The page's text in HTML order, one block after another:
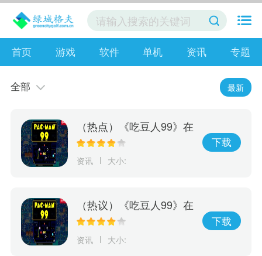
首页 游戏 软件 单机 资讯 专题
全部 最新
（热点）《吃豆人99》在
线游戏服务将于10月8日
资讯 大小:
下载
（热议）《吃豆人99》在
线游戏服务将于10月8日
资讯 大小:
下载